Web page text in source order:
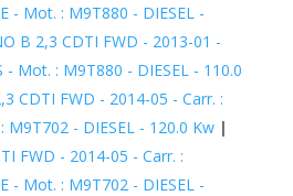
- Mot. : M9T880 - DIESEL -
B 2,3 CDTI FWD - 2013-01 -
- Mot. : M9T880 - DIESEL - 110.0
CDTI FWD - 2014-05 - Carr. :
M9T702 - DIESEL - 120.0 Kw|
FWD - 2014-05 - Carr. :
- Mot. : M9T702 - DIESEL -